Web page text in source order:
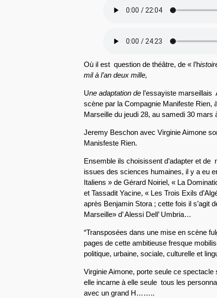
Où il est question de théâtre, de « l’h
mil à l’an deux mille,
Une adaptation del’essayiste marseillais
scène par la Compagnie Manifeste Rien,
Marseille du jeudi 28, au samedi 30 mars
Jeremy Beschon avec Virginie Aimone
Manisfeste Rien.
Ensemble ils choisissent d’adapter et
issues des sciences humaines, il y a eu
Italiens » de Gérard Noiriel, « La
et Tassadit Yacine, « Les Trois Exils
après Benjamin Stora ; cette fois il s’agit
Marseille» d’ Alessi Dell’ Umbria…
“Transposées dans une mise en scène
pages de cette ambitieuse fresque
politique, urbaine, sociale, culturelle et
Virginie Aimone, porte seule ce
elle incarne à elle seule tous les
avec un grand H……..